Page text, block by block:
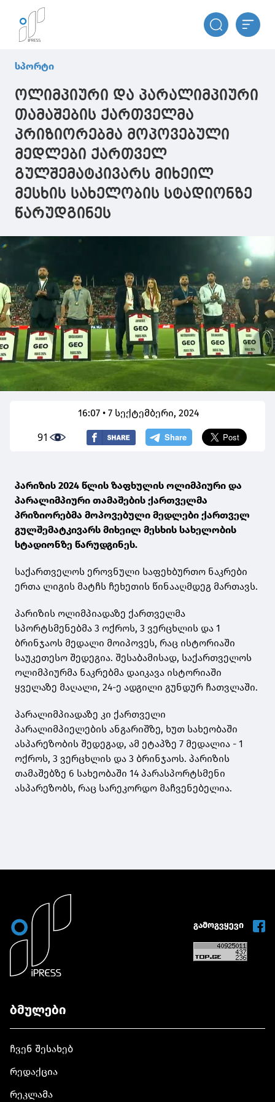
სპორტი
ოლიმპიური და პარალიმპიური
თამაშების ქართველმა
პრიზიორებმა მოპოვებული
მედლები ქართველ
გულშემატკივარს მიხეილ
მესხის სახელობის სტადიონზე
წარუდგინეს
16:07 • 7 სექტემბერი, 2024
91
პარიზის 2024 წლის ზაფხულის ოლიმპიური და
პარალიმპიური თამაშების ქართველმა
პრიზიორებმა მოპოვებული მედლები ქართველ
გულშემატკივარს მიხეილ მესხის სახელობის
სტადიონზე წარუდგინეს.
საქართველოს ეროვნული საფეხბურთო ნაკრები
ერთა ლიგის მატჩს ჩეხეთის წინააღმდეგ მართავს.
პარიზის ოლიმპიადაზე ქართველმა
სპორტსმენებმა 3 ოქროს, 3 ვერცხლის და 1
ბრინჯაოს მედალი მოიპოვეს, რაც ისტორიაში
საუკეთესო შედეგია. შესაბამისად, საქართველოს
ოლიმპიურმა ნაკრებმა დაიკავა ისტორიაში
ყველაზე მაღალი, 24-ე ადგილი გუნდურ ჩათვლაში.
პარალიმპიადაზე კი ქართველი
პარალიმპიელების ანგარიშზე, ხუთ სახეობაში
ასპარეზობის შედეგად, ამ ეტაპზე 7 მედალია - 1
ოქროს, 3 ვერცხლის და 3 ბრინჯაოს. პარიზის
თამაშებზე 6 სახეობაში 14 პარასპორტსმენი
ასპარეზობს, რაც სარეკორდო მაჩვენებელია.
გამოგვყევი
ბმულები
ჩვენ შესახებ
რედაქცია
რეკლამა